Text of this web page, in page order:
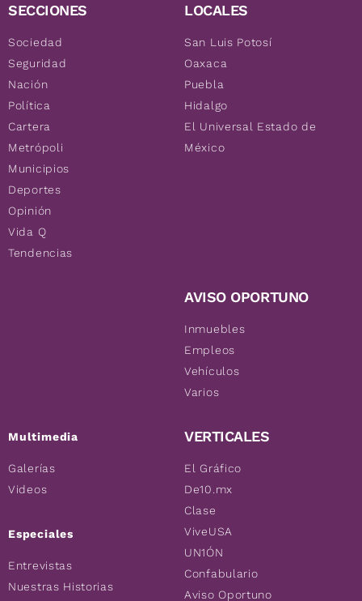
SECCIONES
Sociedad
Seguridad
Nación
Política
Cartera
Metrópoli
Municipios
Deportes
Opinión
Vida Q
Tendencias
Multimedia
Galerías
Videos
Especiales
Entrevistas
Nuestras Historias
LOCALES
San Luis Potosí
Oaxaca
Puebla
Hidalgo
El Universal Estado de
México
AVISO OPORTUNO
Inmuebles
Empleos
Vehículos
Varios
VERTICALES
El Gráfico
De10.mx
Clase
ViveUSA
UN1ÓN
Confabulario
Aviso Oportuno